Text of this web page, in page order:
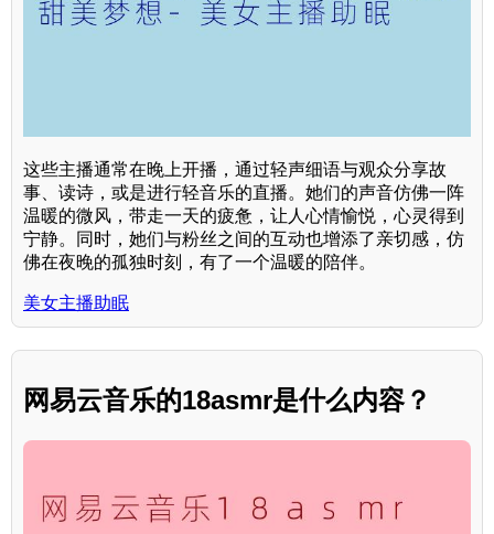
这些主播通常在晚上开播，通过轻声细语与观众分享故
事、读诗，或是进行轻音乐的直播。她们的声音仿佛一阵
温暖的微风，带走一天的疲惫，让人心情愉悦，心灵得到
宁静。同时，她们与粉丝之间的互动也增添了亲切感，仿
佛在夜晚的孤独时刻，有了一个温暖的陪伴。
美女主播助眠
网易云音乐的18asmr是什么内容？